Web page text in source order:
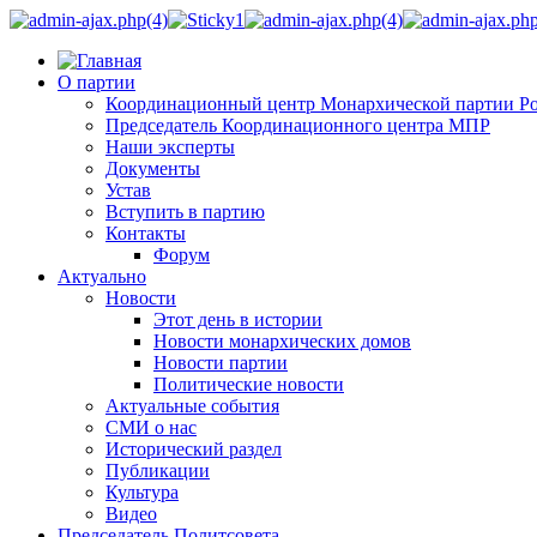
О партии
Координационный центр Монархической партии
Председатель Координационного центра МПР
Наши эксперты
Документы
Устав
Вступить в партию
Контакты
Форум
Актуально
Новости
Этот день в истории
Новости монархических домов
Новости партии
Политические новости
Актуальные события
СМИ о нас
Исторический раздел
Публикации
Культура
Видео